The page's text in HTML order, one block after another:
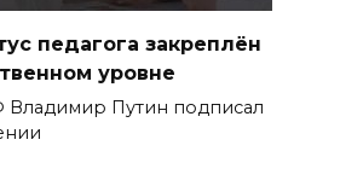
педагога закреплён
уровне
Владимир Путин подписал